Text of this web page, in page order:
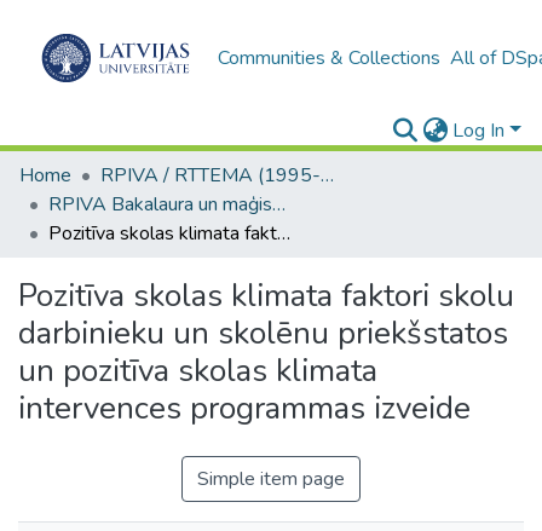
Communities & Collections All of
Log In
Home
RPIVA / RTTEMA (1995-2016)
RPIVA Bakalaura un maģistra darbi / RTTEMA Bachelor's and Master's theses (1995-2017)
Pozitīva skolas klimata faktori skolu darbinieku un skolēnu priekšstatos un pozitīva skolas klimata intervences programmas izveide
Pozitīva skolas klimata faktori skolu
darbinieku un skolēnu priekšstatos
un pozitīva skolas klimata
intervences programmas izveide
Simple item page